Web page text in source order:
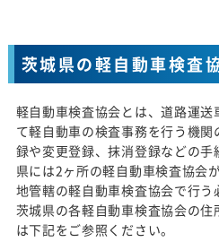
茨城県の軽自動車検査
軽自動車検査協会とは、道路運
て軽自動車の検査事務を行う機
録や変更登録、抹消登録などの
県には2ヶ所の軽自動車検査協会
地管轄の軽自動車検査協会で行う
茨城県の各軽自動車検査協会の
は下記をご参照ください。